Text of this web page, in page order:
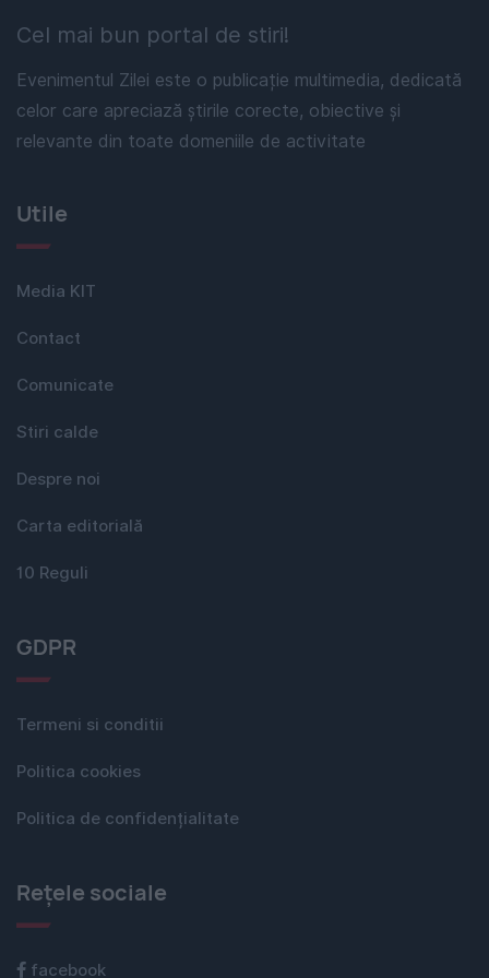
Cel mai bun portal de stiri!
Evenimentul Zilei este o publicație multimedia, dedicată
celor care apreciază știrile corecte, obiective și
relevante din toate domeniile de activitate
Utile
Media KIT
Contact
Comunicate
Stiri calde
Despre noi
Carta editorială
10 Reguli
GDPR
Termeni si conditii
Politica cookies
Politica de confidențialitate
Rețele sociale
facebook